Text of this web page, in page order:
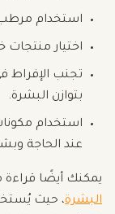
استخدام
اختيار منتجات
تجنب الإفراط
بتوازن البشرة.
استخدام
عند الحاجة
يمكنك أيضًا قراءة
البشرة، حيث